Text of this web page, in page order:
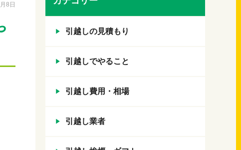
8日
引越しの見積もり
引越しでやること
引越し費用・相場
引越し業者